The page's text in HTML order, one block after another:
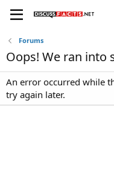
Forums
Oops! We ran into
An error occurred while
try again later.